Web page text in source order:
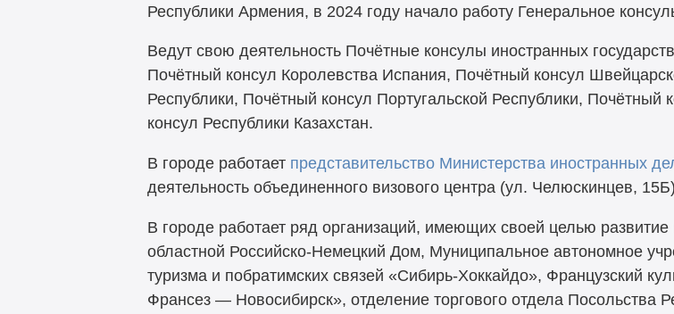
Республики Армения, в 2024 году начало работу Генеральное
Ведут свою деятельность Почётные консулы иностранных
Почётный консул Королевства Испания, Почётный консул
Республики, Почётный консул Португальской Республики, Почётный
консул Республики Казахстан.
В городе работает представительство Министерства иностранных
деятельность объединенного визового центра (ул. Челюскинцев,
В городе работает ряд организаций, имеющих своей целью
областной Российско-Немецкий Дом, Муниципальное автономное
туризма и побратимских связей «Сибирь-Хоккайдо», Французский
Франсез — Новосибирск», отделение торгового отдела Посольства